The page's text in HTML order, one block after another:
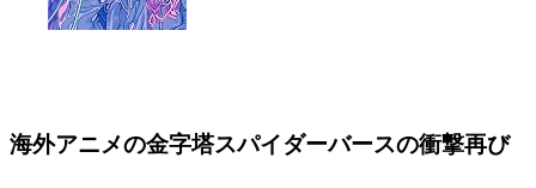
海外アニメの金字塔スパイダーバースの衝撃再び